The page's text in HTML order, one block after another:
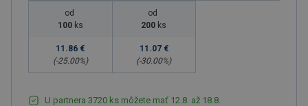
od
100 ks
11.86 €
(-25.00%)
od
200 ks
11.07 €
(-30.00%)
U partnera 3720 ks môžete mať 12.8. až 18.8.